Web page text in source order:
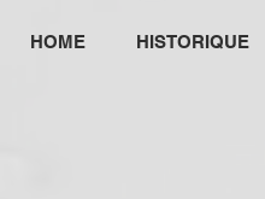
HOME HISTORIQUE